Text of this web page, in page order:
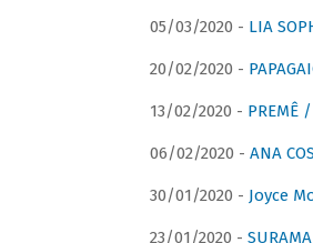
05/03/2020 - LIA
20/02/2020 -
13/02/2020 - PREMÊ
06/02/2020 - ANA
30/01/2020 - Joyce
23/01/2020 -